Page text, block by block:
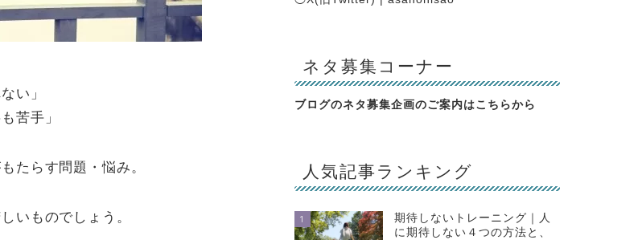
い」
苦手」
たらす問題・悩み。
いものでしょう。
ネタ募集コーナー
ブログのネタ募集企画のご案内はこちらから
人気記事ランキング
1
期待しないトレーニング｜人
に期待しない４つの方法と、